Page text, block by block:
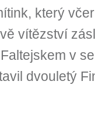
který
vítězství
v
dvouletý